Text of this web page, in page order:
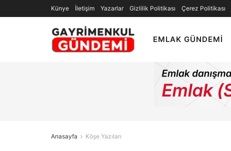
Künye İletişim Yazarlar Gizlilik Politikası Çerez Politikası
EMLAK GÜNDEMI
Anasayfa Köşe Yazıları